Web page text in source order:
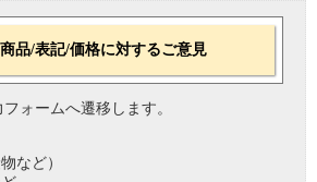
品/表記/価格に対するご意見
フォームへ遷移します。
など）